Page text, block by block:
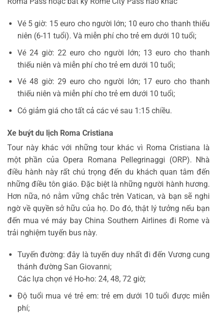
Vé 5 giờ: 15 euro cho người lớn; 10 euro cho thanh thiếu
niên (6-11 tuổi). Và miễn phí cho trẻ em dưới 10 tuổi;
Vé 24 giờ: 22 euro cho người lớn; 13 euro cho thanh
thiếu niên và miễn phí cho trẻ em dưới 10 tuổi;
Vé 48 giờ: 29 euro cho người lớn; 17 euro cho thanh
thiếu niên và miễn phí cho trẻ em dưới 10 tuổi;
Có giảm giá cho tất cả các vé sau 1:15 chiều.
Xe buýt du lịch Roma Cristiana
Tour này khác với những tour khác vì Roma Cristiana là
một phần của Opera Romana Pellegrinaggi (ORP). Nhà
điều hành này rất chú trọng đến du khách quan tâm đến
những điều tôn giáo. Đặc biệt là những người hành hương.
Hơn nữa, nó nằm vững chắc trên Vatican, và bạn sẽ nghi
ngờ về quyền sở hữu của họ. Do đó, thật lý tưởng nếu bạn
đến mua vé máy bay China Southern Airlines đi Rome và
trải nghiệm tuyến bus này.
Tuyến đường: đây là tuyến duy nhất đi đến Vương cung
thánh đường San Giovanni;
Các lựa chọn vé Ho-ho: 24, 48, 72 giờ;
Độ tuổi mua vé trẻ em: trẻ em dưới 10 tuổi được miễn
phí;